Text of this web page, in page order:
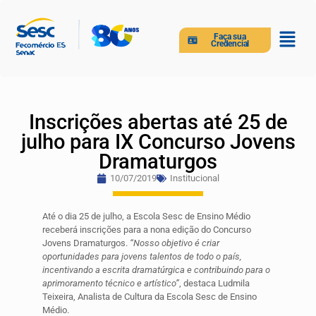
Faça sua
Credencial
Inscrições abertas até 25 de
julho para IX Concurso Jovens
Dramaturgos
10/07/2019 Institucional
Até o dia 25 de julho, a Escola Sesc de Ensino Médio
receberá inscrições para a nona edição do Concurso
Jovens Dramaturgos. “Nosso objetivo é criar
oportunidades para jovens talentos de todo o país,
incentivando a escrita dramatúrgica e contribuindo para o
aprimoramento técnico e artístico” , destaca Ludmila
Teixeira, Analista de Cultura da Escola Sesc de Ensino
Médio.